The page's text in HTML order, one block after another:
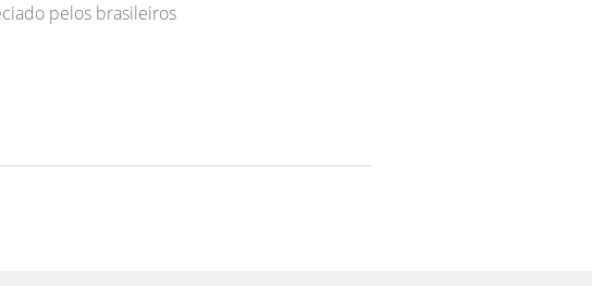
pelos brasileiros